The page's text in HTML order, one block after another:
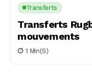
Transferts
Transferts
mouvements
1 Min(s)